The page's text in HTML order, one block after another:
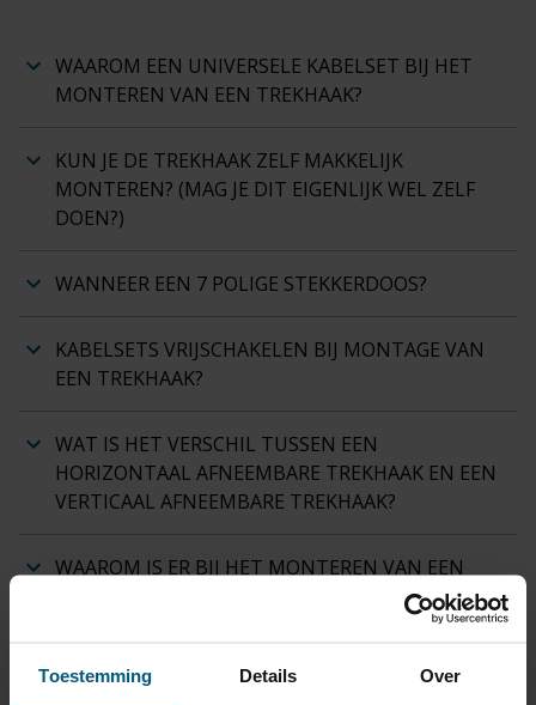
Toestemming Details Over
WAAROM EEN UNIVERSELE KABELSET BIJ HET
MONTEREN VAN EEN TREKHAAK?
KUN JE DE TREKHAAK ZELF MAKKELIJK
MONTEREN? (MAG JE DIT EIGENLIJK WEL ZELF
DOEN?)
WANNEER EEN 7 POLIGE STEKKERDOOS?
KABELSETS VRIJSCHAKELEN BIJ MONTAGE VAN
EEN TREKHAAK?
WAT IS HET VERSCHIL TUSSEN EEN
HORIZONTAAL AFNEEMBARE TREKHAAK EN EEN
VERTICAAL AFNEEMBARE TREKHAAK?
WAAROM IS ER BIJ HET MONTEREN VAN EEN
TREKHAAK SOMS EEN UITSNEDE VAN DE
KAN EEN TREKHAAK KOGEL VOOR DE